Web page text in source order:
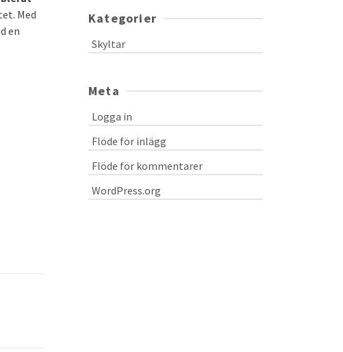
Med
en
Kategorier
Skyltar
Meta
Logga in
Flöde för inlägg
Flöde för kommentarer
WordPress.org